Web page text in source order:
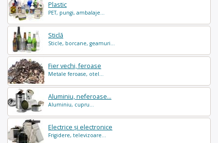
Plastic
PET, pungi, ambalaje...
Sticlă
Sticle, borcane, geamuri...
Fier vechi, feroase
Metale feroase, otel...
Aluminiu, neferoase...
Aluminiu, cupru...
Electrice și electronice
Frigidere, televizoare...